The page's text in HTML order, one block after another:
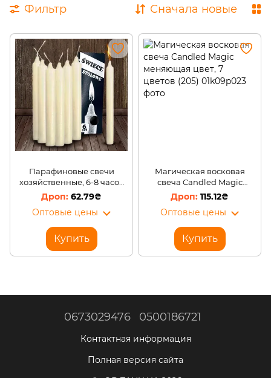
Фильтр Сначала новые
Парафиновые свечи
хозяйственные, 6-8 часов
горения, 15 см
62.79₴
Оптовые цены
Купить
Магическая восковая
свеча Candled Magic
меняющая цвет, 7 цветов
115.12₴
Оптовые цены
Купить
0673029476 0500186721
Контактная информация
Полная версия сайта